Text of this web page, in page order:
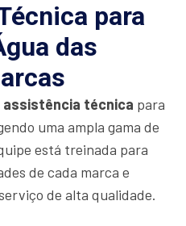
para
das
assistência técnica para
uma ampla gama de
está treinada para
de cada marca e
de alta qualidade.